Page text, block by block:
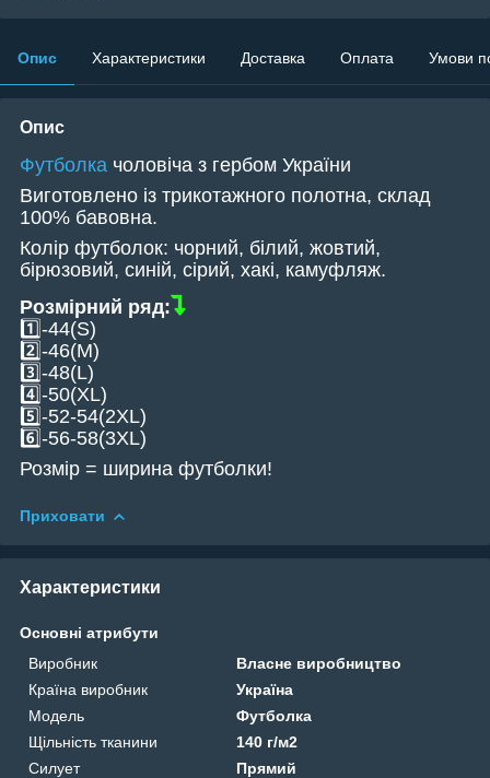
Опис Характеристики Доставка Оплата Умови
Опис
Футболка чоловіча з гербом України
Виготовлено із трикотажного полотна, склад
100% бавовна.
Колір футболок: чорний, білий, жовтий,
бірюзовий, синій, сірий, хакі, камуфляж.
Розмірний ряд:
1️⃣-44(S)
2️⃣-46(M)
3️⃣-48(L)
4️⃣-50(XL)
5️⃣-52-54(2XL)
6️⃣-56-58(3XL)
Розмір = ширина футболки!
Приховати
Характеристики
Основні атрибути
Виробник
Власне виробництво
Країна виробник
Україна
Модель
Футболка
Щільність тканини
140 г/м2
Силует
Прямий